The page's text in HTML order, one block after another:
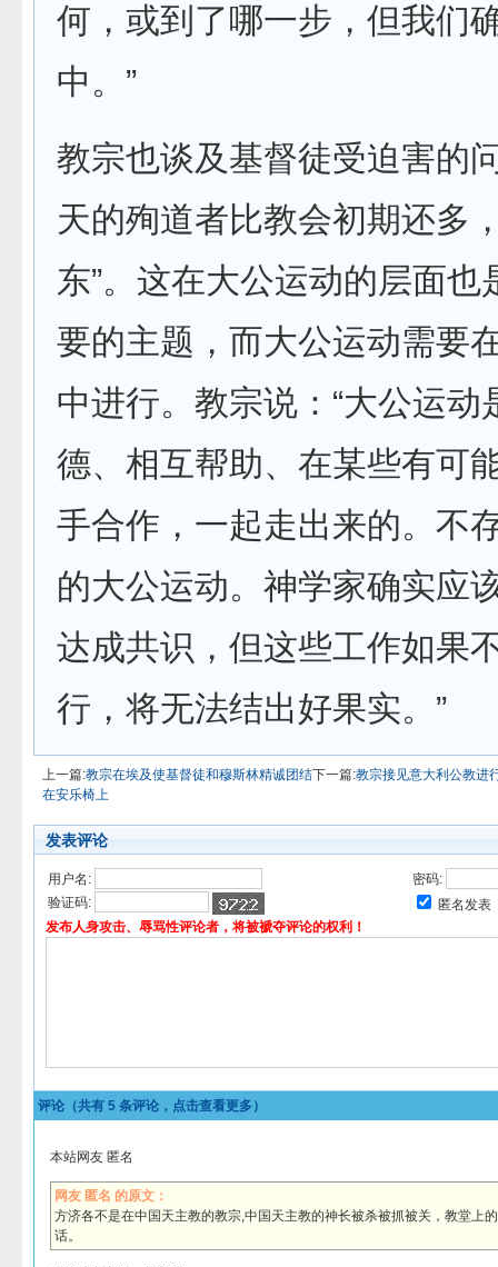
何，或到了哪一步，但我们
中。”
教宗也谈及基督徒受迫害的
天的殉道者比教会初期还多
东”。这在大公运动的层面也
要的主题，而大公运动需要
中进行。教宗说：“大公运动
德、相互帮助、在某些有可
手合作，一起走出来的。不
的大公运动。神学家确实应
达成共识，但这些工作如果
行，将无法结出好果实。”
上一篇:教宗在埃及使基督徒和穆斯林精诚团结下一篇:教宗接见意大利公教进
在安乐椅上
发表评论
用户名:
密码:
验证码:
匿名发表
发布人身攻击、辱骂性评论者，将被褫夺评论的权利！
评论（共有 5 条评论，点击查看更多）
本站网友 匿名
网友 匿名 的原文：
方济各不是在中国天主教的教宗,中国天主教的神长被杀被抓被关，教堂上
话。